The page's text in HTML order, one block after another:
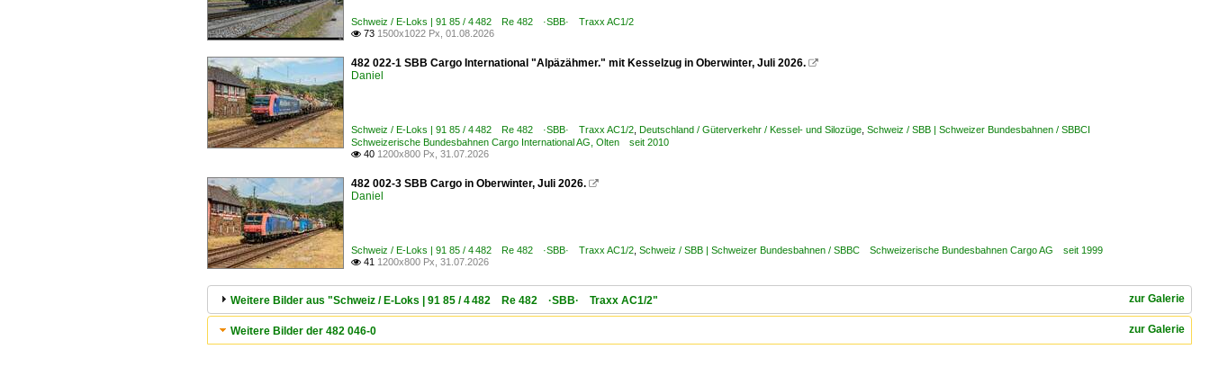
Schweiz / E-Loks | 91 85 / 4 482 Re 482 ·SBB· Traxx AC1/2
 73 1500x1022 Px, 01.08.2026
482 022-1 SBB Cargo International "Alpäzähmer." mit Kesselzug in Oberwinter, Juli 2026. 
Daniel
Schweiz / E-Loks | 91 85 / 4 482 Re 482 ·SBB· Traxx AC1/2 Deutschland / Güterverkehr / Kessel- und Silozüge Schweiz / SBB | Schweizer Bundesbahnen / SBBCI
Schweizerische Bundesbahnen Cargo International AG, Olten seit 2010
 40 1200x800 Px, 31.07.2026
482 002-3 SBB Cargo in Oberwinter, Juli 2026. 
Daniel
Schweiz / E-Loks | 91 85 / 4 482 Re 482 ·SBB· Traxx AC1/2 Schweiz / SBB | Schweizer Bundesbahnen / SBBC Schweizerische Bundesbahnen Cargo AG seit 1999
 41 1200x800 Px, 31.07.2026
zur Galerie
Weitere Bilder aus "Schweiz / E-Loks | 91 85 / 4 482 Re 482 ·SBB· Traxx AC1/2"
zur Galerie
Weitere Bilder der 482 046-0